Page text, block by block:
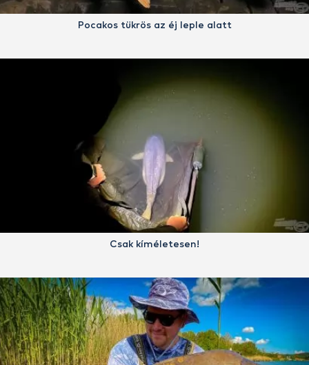
Pocakos tükrös az éj leple alatt
Csak kíméletesen!